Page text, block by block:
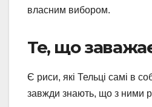
власним вибором.
Те, що
Є риси, які Тельці самі в
завжди знають, що з ними